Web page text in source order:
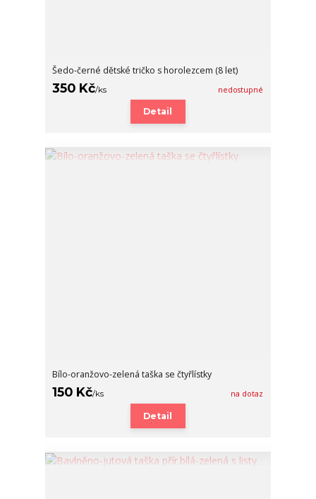
Šedo-černé dětské tričko s horolezcem (8 let)
350 Kč/ks nedostupné
Detail
Bílo-oranžovo-zelená taška se čtyřlístky
150 Kč/ks na dotaz
Detail